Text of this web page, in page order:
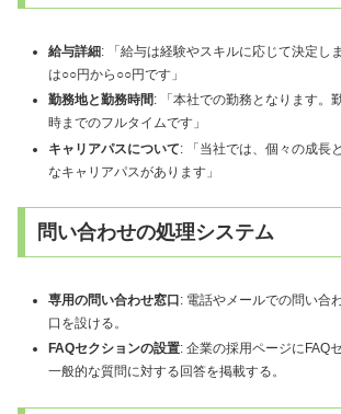
給与詳細: 「給与は経験やスキルに応じて決定し
は○○円から○○円です」
勤務地と勤務時間: 「本社での勤務となります。
時までのフルタイムです」
キャリアパスについて: 「当社では、個々の成長
なキャリアパスがあります」
問い合わせの処理システム
専用の問い合わせ窓口 : 電話やメールでの問い合
口を設ける。
FAQセクションの設置: 企業の採用ページにFAQ
一般的な質問に対する回答を掲載する。